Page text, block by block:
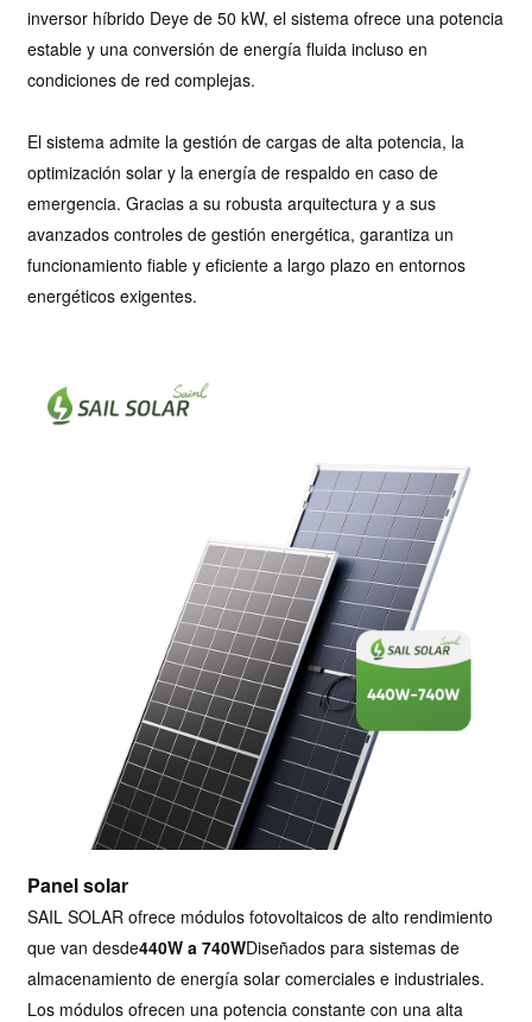
inversor híbrido Deye de 50 kW, el sistema ofrece una potencia
estable y una conversión de energía fluida incluso en
condiciones de red complejas.
El sistema admite la gestión de cargas de alta potencia, la
optimización solar y la energía de respaldo en caso de
emergencia. Gracias a su robusta arquitectura y a sus
avanzados controles de gestión energética, garantiza un
funcionamiento fiable y eficiente a largo plazo en entornos
energéticos exigentes.
Panel solar
SAIL SOLAR ofrece módulos fotovoltaicos de alto rendimiento
que van desde440W a 740WDiseñados para sistemas de
almacenamiento de energía solar comerciales e industriales.
Los módulos ofrecen una potencia constante con una alta